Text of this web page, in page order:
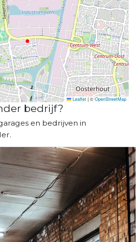
Leaflet | © OpenStreetMap
bedrijf?
en bedrijven in